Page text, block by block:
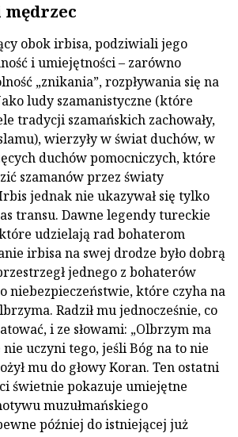
mędrzec
obok irbisa, podziwiali jego
i umiejętności – zarówno
„znikania”, rozpływania się na
ludy szamanistyczne (które
tradycji szamańskich zachowały,
wierzyły w świat duchów, w
duchów pomocniczych, które
szamanów przez światy
jednak nie ukazywał się tylko
transu. Dawne legendy tureckie
udzielają rad bohaterom
irbisa na swej drodze było dobrą
jednego z bohaterów
niebezpieczeństwie, które czyha na
Radził mu jednocześnie, co
i ze słowami: „Olbrzym ma
uczyni tego, jeśli Bóg na to nie
mu do głowy Koran. Ten ostatni
świetnie pokazuje umiejętne
muzułmańskiego
później do istniejącej już